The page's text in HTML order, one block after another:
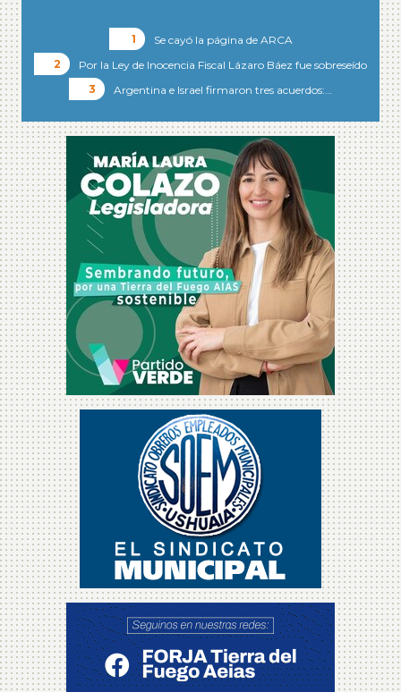
Se cayó la página de ARCA
Por la Ley de Inocencia Fiscal Lázaro Báez fue sobreseído
Argentina e Israel firmaron tres acuerdos:…